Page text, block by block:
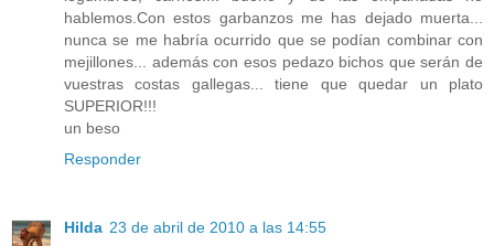
hablemos.Con estos garbanzos me has dejado muerta...
nunca se me habría ocurrido que se podían combinar con
mejillones... además con esos pedazo bichos que serán de
vuestras costas gallegas... tiene que quedar un plato
SUPERIOR!!!
un beso
Responder
Hilda 23 de abril de 2010 a las 14:55